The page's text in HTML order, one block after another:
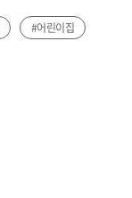
#어린이집